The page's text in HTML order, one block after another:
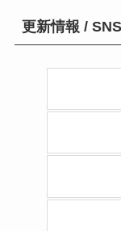
更新情報 / SNS